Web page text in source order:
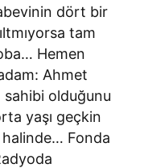
dört bir
tam
Hemen
Ahmet
olduğunu
yaşı geçkin
Fonda